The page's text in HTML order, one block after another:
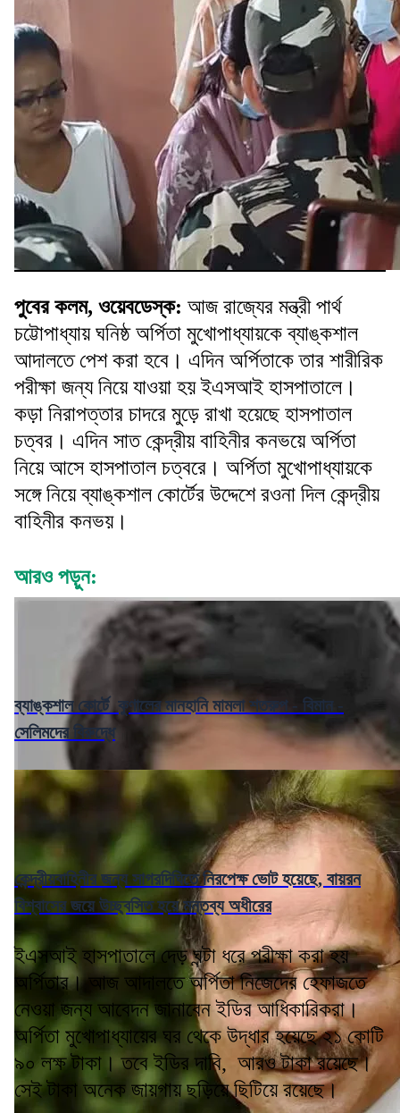
পুবের কলম, ওয়েবডেস্ক: আজ রাজ্যের মন্ত্রী পার্থ
চট্টোপাধ্যায় ঘনিষ্ঠ অর্পিতা মুখোপাধ্যায়কে ব্যাঙ্কশাল
আদালতে পেশ করা হবে। এদিন অর্পিতাকে তার শারীরিক
পরীক্ষা জন্য নিয়ে যাওয়া হয় ইএসআই হাসপাতালে।
কড়া নিরাপত্তার চাদরে মুড়ে রাখা হয়েছে হাসপাতাল
চত্বর। এদিন সাত কেন্দ্রীয় বাহিনীর কনভয়ে অর্পিতা
নিয়ে আসে হাসপাতাল চত্বরে। অর্পিতা মুখোপাধ্যায়কে
সঙ্গে নিয়ে ব্যাঙ্কশাল কোর্টের উদ্দেশে রওনা দিল কেন্দ্রীয়
বাহিনীর কনভয়।
আরও পড়ুন:
ব্যাঙ্কশাল কোর্টে কুণালের মানহানি মামলা শতরুপ - বিমান -
সেলিমদের বিরুদ্ধে
কেন্দ্রীয়বাহিনীর জন্য সাগরদিঘিতে নিরপেক্ষ ভোট হয়েছে, বায়রন
বিশ্বাসের জয়ে উচ্ছ্বসিত হয়ে মন্তব্য অধীরের
ইএসআই হাসপাতালে দেড় ঘন্টা ধরে পরীক্ষা করা হয়
অর্পিতার। আজ আদালতে অর্পিতা নিজেদের হেফাজতে
নেওয়া জন্য আবেদন জানাবেন ইডির আধিকারিকরা।
অর্পিতা মুখোপাধ্যায়ের ঘর থেকে উদ্ধার হয়েছে ২১ কোটি
৯০ লক্ষ টাকা। তবে ইডির দাবি, আরও টাকা রয়েছে।
সেই টাকা অনেক জায়গায় ছড়িয়ে ছিটিয়ে রয়েছে।